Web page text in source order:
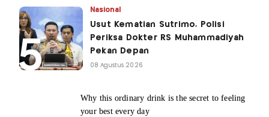
Nasional
Usut Kematian Sutrimo, Polisi
Periksa Dokter RS Muhammadiyah
Pekan Depan
08 Agustus 2026